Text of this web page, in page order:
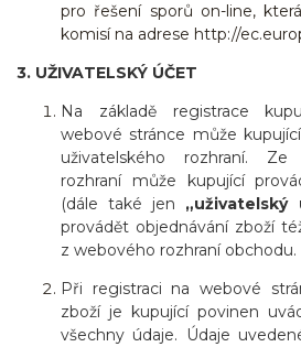
pro řešení sporů on-line,
komisí na adrese http://
3. UŽIVATELSKÝ ÚČET
Na základě registrace
webové stránce může
uživatelského rozhraní. Ze
rozhraní může kupující
(dále také jen „uživatelský
provádět objednávání zboží
z webového rozhraní obchodu.
Při registraci na webové
zboží je kupující povinen
všechny údaje. Údaje